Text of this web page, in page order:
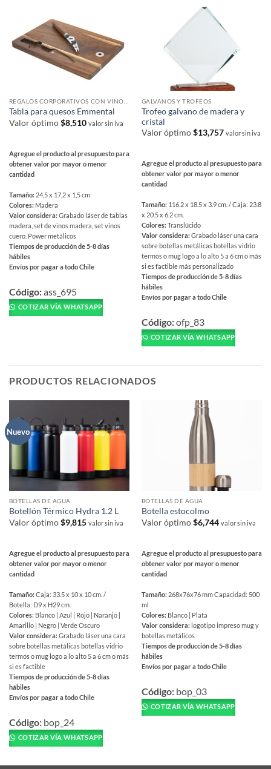
Tabla para quesos Emmental
Valor óptimo$8,510 valor sin iva
Agregue el producto al presupuesto para
obtener valor por mayor o menor
cantidad
Tamaño: 24,5 x 17,2 x 1,5 cm
Colores: Madera
Valor considera:Grabado láser de tablas
madera, set de vinos madera, set vinos
cuero. Power metálicos
Tiempos de producción de 5-8 días
hábiles
Envíos por pagar a todo Chile
producto
tiene
múltiples
pueden
la
página
de
producto
Código:ass_695
COTIZAR VÍA WHATSAPP
GALVANOS Y TROFEOS
Trofeo galvano de madera y
cristal
Valor óptimo$13,757 valor sin iva
Agregue el producto al presupuesto para
obtener valor por mayor o menor
cantidad
Tamaño: 116.2 x 18.5 x 3.9 cm. / Caja: 23.8
x 20.5 x 6.2 cm.
Colores:Translúcido
Valor considera:Grabado láser una cara
sobre botellas metálicas botellas vidrio
termos o mug logo a lo alto 5 a 6 cm o más
si es factible más personalizado
Tiempos de producción de 5-8 días
hábiles
Envíos por pagar a todo Chile
producto
tiene
múltiples
opciones
Código:ofp_83
COTIZAR VÍA WHATSAPP
PRODUCTOS RELACIONADOS
Nuevo
BOTELLAS DE AGUA
Botellón Térmico Hydra 1.2 L
Valor óptimo$9,815 valor sin iva
Agregue el producto al presupuesto para
obtener valor por mayor o menor
cantidad
Tamaño:Caja: 33.5 x 10 x 10 cm. /
Botella: D9 x H29 cm.
Colores: Blanco | Azul | Rojo | Naranjo |
Amarillo | Negro | Verde Oscuro
Valor considera:Grabado láser una cara
sobre botellas metálicas botellas vidrio
termos o mug logo a lo alto 5 a 6 cm o más
si es factible
Tiempos de producción de 5-8 días
hábiles
Envíos por pagar a todo Chile
producto
tiene
múltiples
Código: bop_24
COTIZAR VÍA WHATSAPP
BOTELLAS DE AGUA
Botella estocolmo
Valor óptimo$6,744 valor sin iva
Agregue el producto al presupuesto para
obtener valor por mayor o menor
cantidad
Tamaño: 268x76x76 mm Capacidad: 500
ml
Colores: Blanco | Plata
Valor considera: logotipo impreso mug y
botellas metálicos
Tiempos de producción de 5-8 días
hábiles
Envíos por pagar a todo Chile
producto
tiene
múltiples
se
Código: bop_03
COTIZAR VÍA WHATSAPP